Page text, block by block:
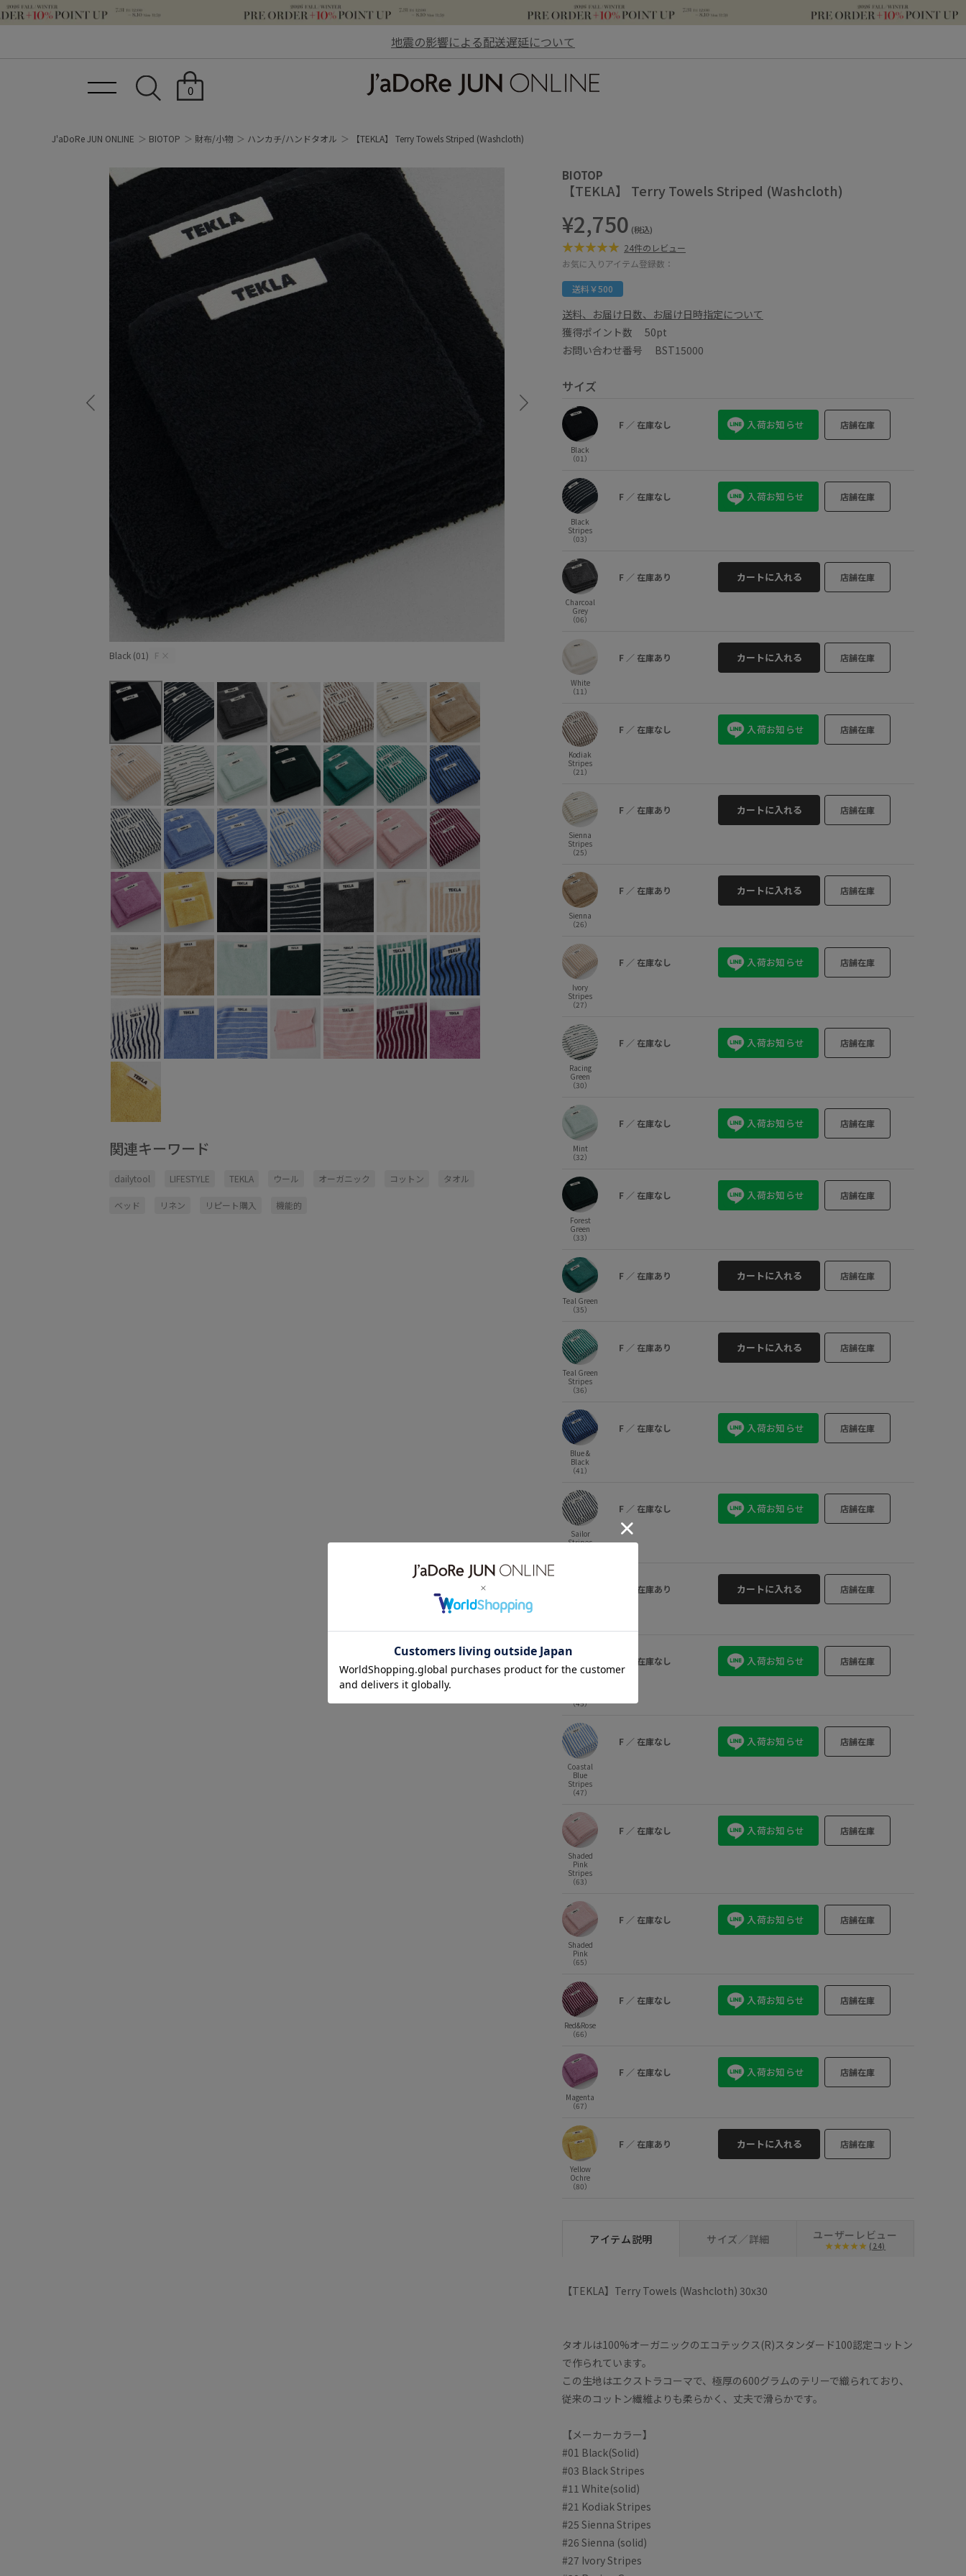
地震の影響による配送遅延について
0
J'aDoRe JUN ONLINE BIOTOP 財布/小物 ハンカチ/ハンドタオル 【TEKLA】 Terry Towels Striped (Washcloth)
Black (01) F × ×
関連キーワード
dailytool LIFESTYLE TEKLA ウール オーガニック コットン タオル
ベッド リネン リピート購入 機能的
BIOTOP
【TEKLA】 Terry Towels Striped (Washcloth)
¥2,750 (税込)
24件のレビュー
お気に入りアイテム登録数：
送料￥500
送料、お届け日数、お届け日時指定について
獲得ポイント数 50pt
お問い合わせ番号 BST15000
サイズ
Black
（01）
F ／ 在庫なし 入荷お知らせ 店舗在庫
Black
Stripes
（03）
F ／ 在庫なし 入荷お知らせ 店舗在庫
Charcoal
Grey
（06）
F ／ 在庫あり カートに入れる 店舗在庫
White
（11）
F ／ 在庫あり カートに入れる 店舗在庫
Kodiak
Stripes
（21）
F ／ 在庫なし 入荷お知らせ 店舗在庫
Sienna
Stripes
（25）
F ／ 在庫あり カートに入れる 店舗在庫
Sienna
（26）
F ／ 在庫あり カートに入れる 店舗在庫
Ivory
Stripes
（27）
F ／ 在庫なし 入荷お知らせ 店舗在庫
Racing
Green
（30）
F ／ 在庫なし 入荷お知らせ 店舗在庫
Mint
（32）
F ／ 在庫なし 入荷お知らせ 店舗在庫
Forest
Green
（33）
F ／ 在庫なし 入荷お知らせ 店舗在庫
Teal Green
（35）
F ／ 在庫あり カートに入れる 店舗在庫
Teal Green
Stripes
（36）
F ／ 在庫あり カートに入れる 店舗在庫
Blue &
Black
（41）
F ／ 在庫なし 入荷お知らせ 店舗在庫
Sailor
Stripes
F ／ 在庫なし 入荷お知らせ 店舗在庫
在庫あり カートに入れる 店舗在庫
（45）
在庫なし 入荷お知らせ 店舗在庫
Coastal
Blue
Stripes
（47）
F ／ 在庫なし 入荷お知らせ 店舗在庫
Shaded
Pink
Stripes
（63）
F ／ 在庫なし 入荷お知らせ 店舗在庫
Shaded
Pink
（65）
F ／ 在庫なし 入荷お知らせ 店舗在庫
Red&Rose
（66）
F ／ 在庫なし 入荷お知らせ 店舗在庫
Magenta
（67）
F ／ 在庫なし 入荷お知らせ 店舗在庫
Yellow
Ochre
（80）
F ／ 在庫あり カートに入れる 店舗在庫
アイテム説明 サイズ／詳細 ユーザーレビュー
(24)
【TEKLA】Terry Towels (Washcloth) 30x30
タオルは100%オーガニックのエコテックス(R)スタンダード100認定コットン
で作られています。
この生地はエクストラコーマで、極厚の600グラムのテリーで織られており、
従来のコットン繊維よりも柔らかく、丈夫で滑らかです。
【メーカーカラー】
#01 Black(Solid)
#03 Black Stripes
#11 White(solid)
#21 Kodiak Stripes
#25 Sienna Stripes
#26 Sienna (solid)
#27 Ivory Stripes